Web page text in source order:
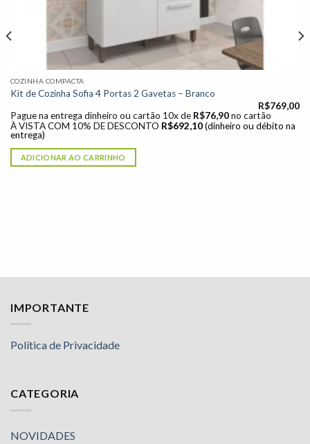
COZINHA COMPACTA
Kit de Cozinha Sofia 4 Portas 2 Gavetas – Branco
R$769,00
Pague na entrega dinheiro ou cartão 10x de R$76,90 no cartão
À VISTA COM 10% DE DESCONTO R$692,10 (dinheiro ou débito na
entrega)
ADICIONAR AO CARRINHO
IMPORTANTE
Política de Privacidade
CATEGORIA
NOVIDADES